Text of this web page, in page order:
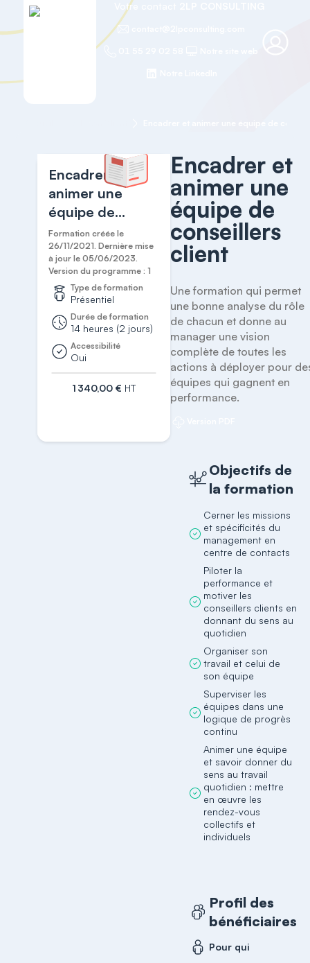
Votre contact
Encadrer et
animer une
équipe de
conseillers client
Formation créée le
26/11/2021. Dernière mise
à jour le 05/06/2023.
Version du programme : 1
Type de formation
Présentiel
Durée de formation
14 heures (2 jours)
Accessibilité
Oui
1 340,00 € HT
Encadrer et
animer une
équipe de
conseillers
client
Une formation qui permet
une bonne analyse du rôle
de chacun et donne au
manager une vision
complète de toutes les
actions à déployer pour
équipes qui gagnent en
performance.
Objectifs de
la formation
Cerner les missions
et spécificités du
management en
centre de contacts
Piloter la
performance et
motiver les
conseillers clients en
donnant du sens au
quotidien
Organiser son
travail et celui de
son équipe
Superviser les
équipes dans une
logique de progrès
continu
Animer une équipe
et savoir donner du
sens au travail
quotidien : mettre
en œuvre les
rendez-vous
collectifs et
individuels
Profil des
bénéficiaires
Pour qui